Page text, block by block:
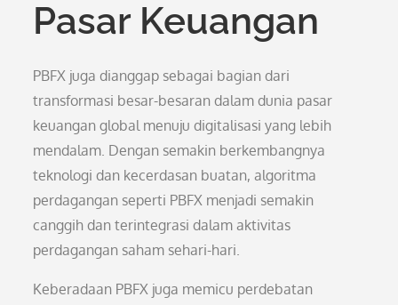
Pasar Keuangan
PBFX juga dianggap sebagai bagian dari
transformasi besar-besaran dalam dunia pasar
keuangan global menuju digitalisasi yang lebih
mendalam. Dengan semakin berkembangnya
teknologi dan kecerdasan buatan, algoritma
perdagangan seperti PBFX menjadi semakin
canggih dan terintegrasi dalam aktivitas
perdagangan saham sehari-hari.
Keberadaan PBFX juga memicu perdebatan